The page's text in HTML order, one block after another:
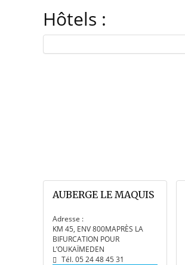
Hôtels :
AUBERGE LE MAQUIS
Adresse :
KM 45, ENV 800MAPRÈS LA
BIFURCATION POUR
L’OUKAΪMEDEN
Tél. 05 24 48 45 31